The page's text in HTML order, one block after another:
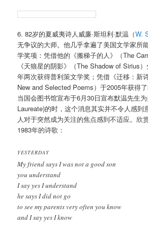
6. 82岁的夏威夷诗人威廉·斯坦利·默温（W.
无争议的大师。他几乎拿遍了美国文学家所
学奖项：凭借他的《搬梯子的人》（The
《天狼星的阴影》（The Shadow of Sirius
年两次获得普利策文学奖；凭借《迁移：新
New and Selected Poems）于2005年获得
当国会图书馆宣布于6月30日宣布默温先生
Laureate)的时，这个消息其实并不令人感到
人对于突然成为关注的焦点感到不适应。欣
1983年的诗歌：
YESTERDAY
My friend says I was not a good son
you understand
I say yes I understand
he says I did not go
to see my parents very often you know
and I say yes I know